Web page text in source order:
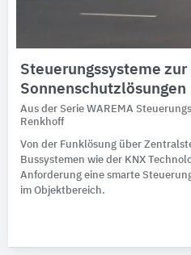
Steuerungssysteme zur
Sonnenschutzlösungen
Aus der Serie WAREMA
Renkhoff
Von der Funklösung über
Bussystemen wie der KNX
Anforderung eine smarte
im Objektbereich.